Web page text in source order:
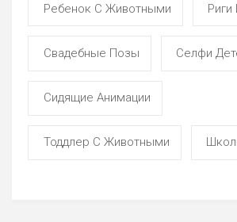
Ребенок С Животными
Свадебные Позы Селфи
Сидящие Анимации
Тоддлер С Животными